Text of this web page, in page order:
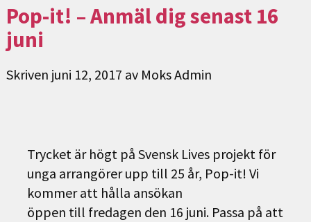
Pop-it! – Anmäl dig senast 16
juni
Skriven juni 12, 2017 av Moks Admin
Trycket är högt på Svensk Lives projekt för
unga arrangörer upp till 25 år, Pop-it! Vi
kommer att hålla ansökan
öppen till fredagen den 16 juni. Passa på att